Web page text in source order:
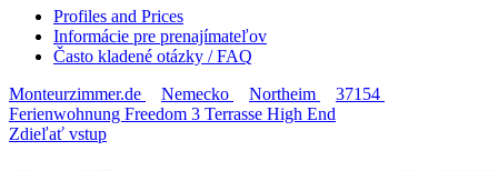
Profiles and Prices
Informácie pre prenajímateľov
Často kladené otázky / FAQ
Monteurzimmer.de
Nemecko Northeim
37154
Ferienwohnung Freedom 3 Terrasse High End
Zdieľať vstup